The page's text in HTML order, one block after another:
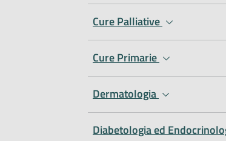
Cure Palliative
Cure Primarie
Dermatologia
Diabetologia ed